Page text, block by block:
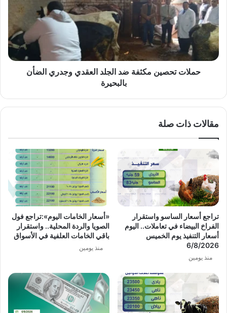
ضد
الجلد
العقدي
وجدري
الضأن
بالبحيرة
حملات تحصين مكثفة ضد الجلد العقدي وجدري الضأن
بالبحيرة
مقالات ذات صلة
تراجع أسعار الساسو واستقرار
الفراخ البيضاء في تعاملات.. اليوم
أسعار التنفيذ يوم الخميس
6/8/2026
منذ يومين
«أسعار الخامات اليوم»:تراجع فول
الصويا والردة المحلية.. واستقرار
باقي الخامات العلفية في الأسواق
منذ يومين